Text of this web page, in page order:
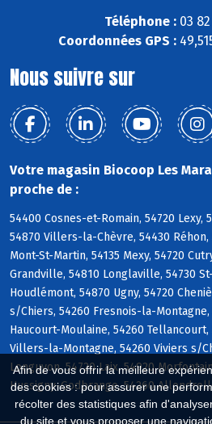
Afin de vous offrir la meilleure
des cookies : pour assurer une
récolter des statistiques afin
du site et vous proposer une
Téléphone : 03
Coordonnées GPS :
Nous suivre sur
Votre magasin Biocoop Les
proche de :
54400 Cosnes-et-Romain, 54720 Lexy,
54870 Villers-la-Chèvre, 54430
Mont-St-Martin, 54135 Mexy, 54720
Grandville, 54810 Longlaville, 54730
Houdlémont, 54870 Ugny, 54720
s/Chiers, 54260 Fresnois-la-Montagne,
Haucourt-Moulaine, 54260 Tellancourt,
Villers-la-Montagne, 54260 Viviers s/
Longuyon, 54720 Laix, 54920
Hussigny-Godbrange, 54260